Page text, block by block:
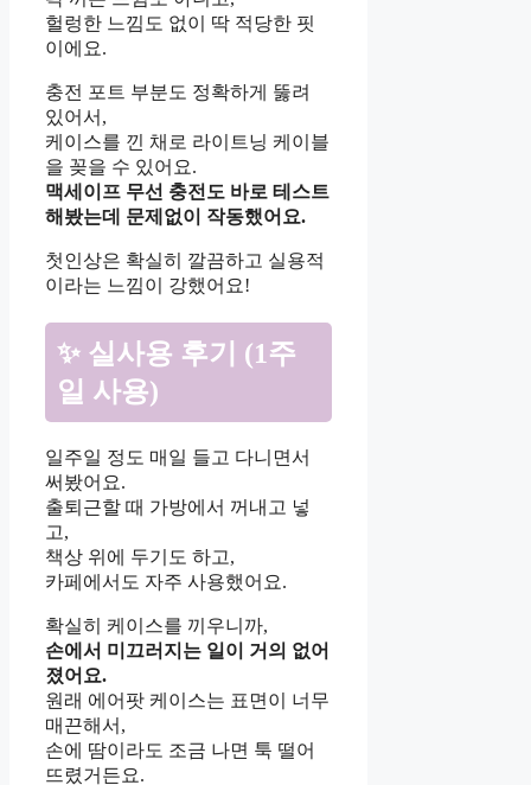
헐렁한 느낌도 없이 딱 적당한 핏
이에요.
충전 포트 부분도 정확하게 뚫려
있어서,
케이스를 낀 채로 라이트닝 케이블
을 꽂을 수 있어요.
맥세이프 무선 충전도 바로 테스트
해봤는데 문제없이 작동했어요.
첫인상은 확실히 깔끔하고 실용적
이라는 느낌이 강했어요!
✨ 실사용 후기 (1주
일 사용)
일주일 정도 매일 들고 다니면서
써봤어요.
출퇴근할 때 가방에서 꺼내고 넣
고,
책상 위에 두기도 하고,
카페에서도 자주 사용했어요.
확실히 케이스를 끼우니까,
손에서 미끄러지는 일이 거의 없어
졌어요.
원래 에어팟 케이스는 표면이 너무
매끈해서,
손에 땀이라도 조금 나면 툭 떨어
뜨렸거든요.